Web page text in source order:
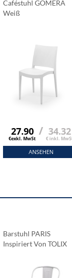
Caféstuhl GOMERA
Weiß
27.90
€exkl. MwSt
/ 34.32
€ inkl.
ANSEHEN
Barstuhl PARIS
Inspiriert Von TOLIX